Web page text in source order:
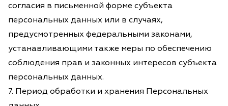
согласия в письменной форме субъекта
персональных данных или в случаях,
предусмотренных федеральными законами,
устанавливающими также меры по обеспечению
соблюдения прав и законных интересов субъекта
персональных данных.
7. Период обработки и хранения Персональных